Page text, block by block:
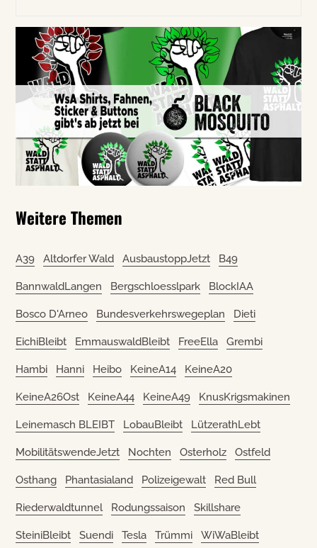
Weitere Themen
A39 Altdorfer Wald AusbaustoppJetzt B49
BannwaldLangen Bergschloesslpark BlockIAA
Bosco D'Arneo Bundesverkehrswegeplan Dieti
EichiBleibt EmmauswaldBleibt FreeElla Grembi
Hambi Hanni Heibo KeineA14 KeineA20
KeineA26Ost KeineA44 KeineA49 KnusKrigsmakinen
Leinemasch BLEIBT LobauBleibt LützerathLebt
MobilitätswendeJetzt Nochten Osterholz Ostfeld
Osthang Phantasialand Polizeigewalt Red Bull
Riederwaldtunnel Rodungssaison Skillshare
SteiniBleibt Suendi Tesla Trümmi WiWaBleibt